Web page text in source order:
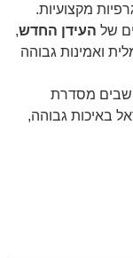
מקצועיות.
של העידן החדש,
ואמינות גבוהה
מסדרת
באיכות גבוהה,